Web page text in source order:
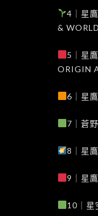
4｜星
&
5｜星
ORIGIN
6｜星
7｜蒼
8｜星
9｜星
10｜星